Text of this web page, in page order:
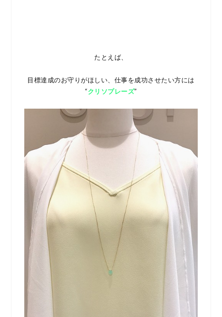
たとえば、
目標達成のお守りがほしい、仕事を成功させたい方には
“クリソプレーズ”